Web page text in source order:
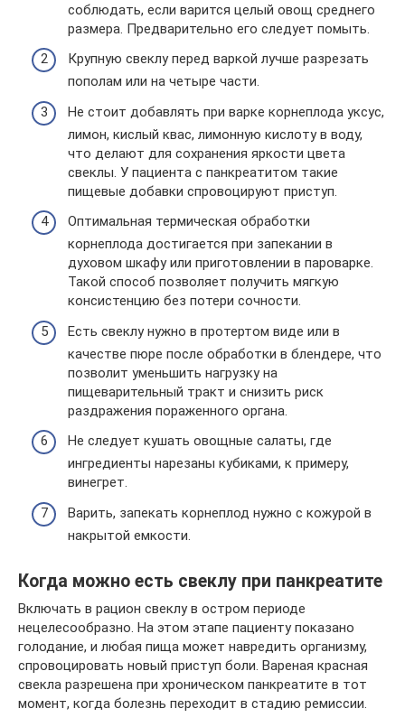
соблюдать, если варится целый овощ среднего
размера. Предварительно его следует помыть.
Крупную свеклу перед варкой лучше разрезать
пополам или на четыре части.
Не стоит добавлять при варке корнеплода уксус,
лимон, кислый квас, лимонную кислоту в воду,
что делают для сохранения яркости цвета
свеклы. У пациента с панкреатитом такие
пищевые добавки спровоцируют приступ.
Оптимальная термическая обработки
корнеплода достигается при запекании в
духовом шкафу или приготовлении в пароварке.
Такой способ позволяет получить мягкую
консистенцию без потери сочности.
Есть свеклу нужно в протертом виде или в
качестве пюре после обработки в блендере, что
позволит уменьшить нагрузку на
пищеварительный тракт и снизить риск
раздражения пораженного органа.
Не следует кушать овощные салаты, где
ингредиенты нарезаны кубиками, к примеру,
винегрет.
Варить, запекать корнеплод нужно с кожурой в
накрытой емкости.
Когда можно есть свеклу при панкреатите
Включать в рацион свеклу в остром периоде
нецелесообразно. На этом этапе пациенту показано
голодание, и любая пища может навредить организму,
спровоцировать новый приступ боли. Вареная красная
свекла разрешена при хроническом панкреатите в тот
момент, когда болезнь переходит в стадию ремиссии.